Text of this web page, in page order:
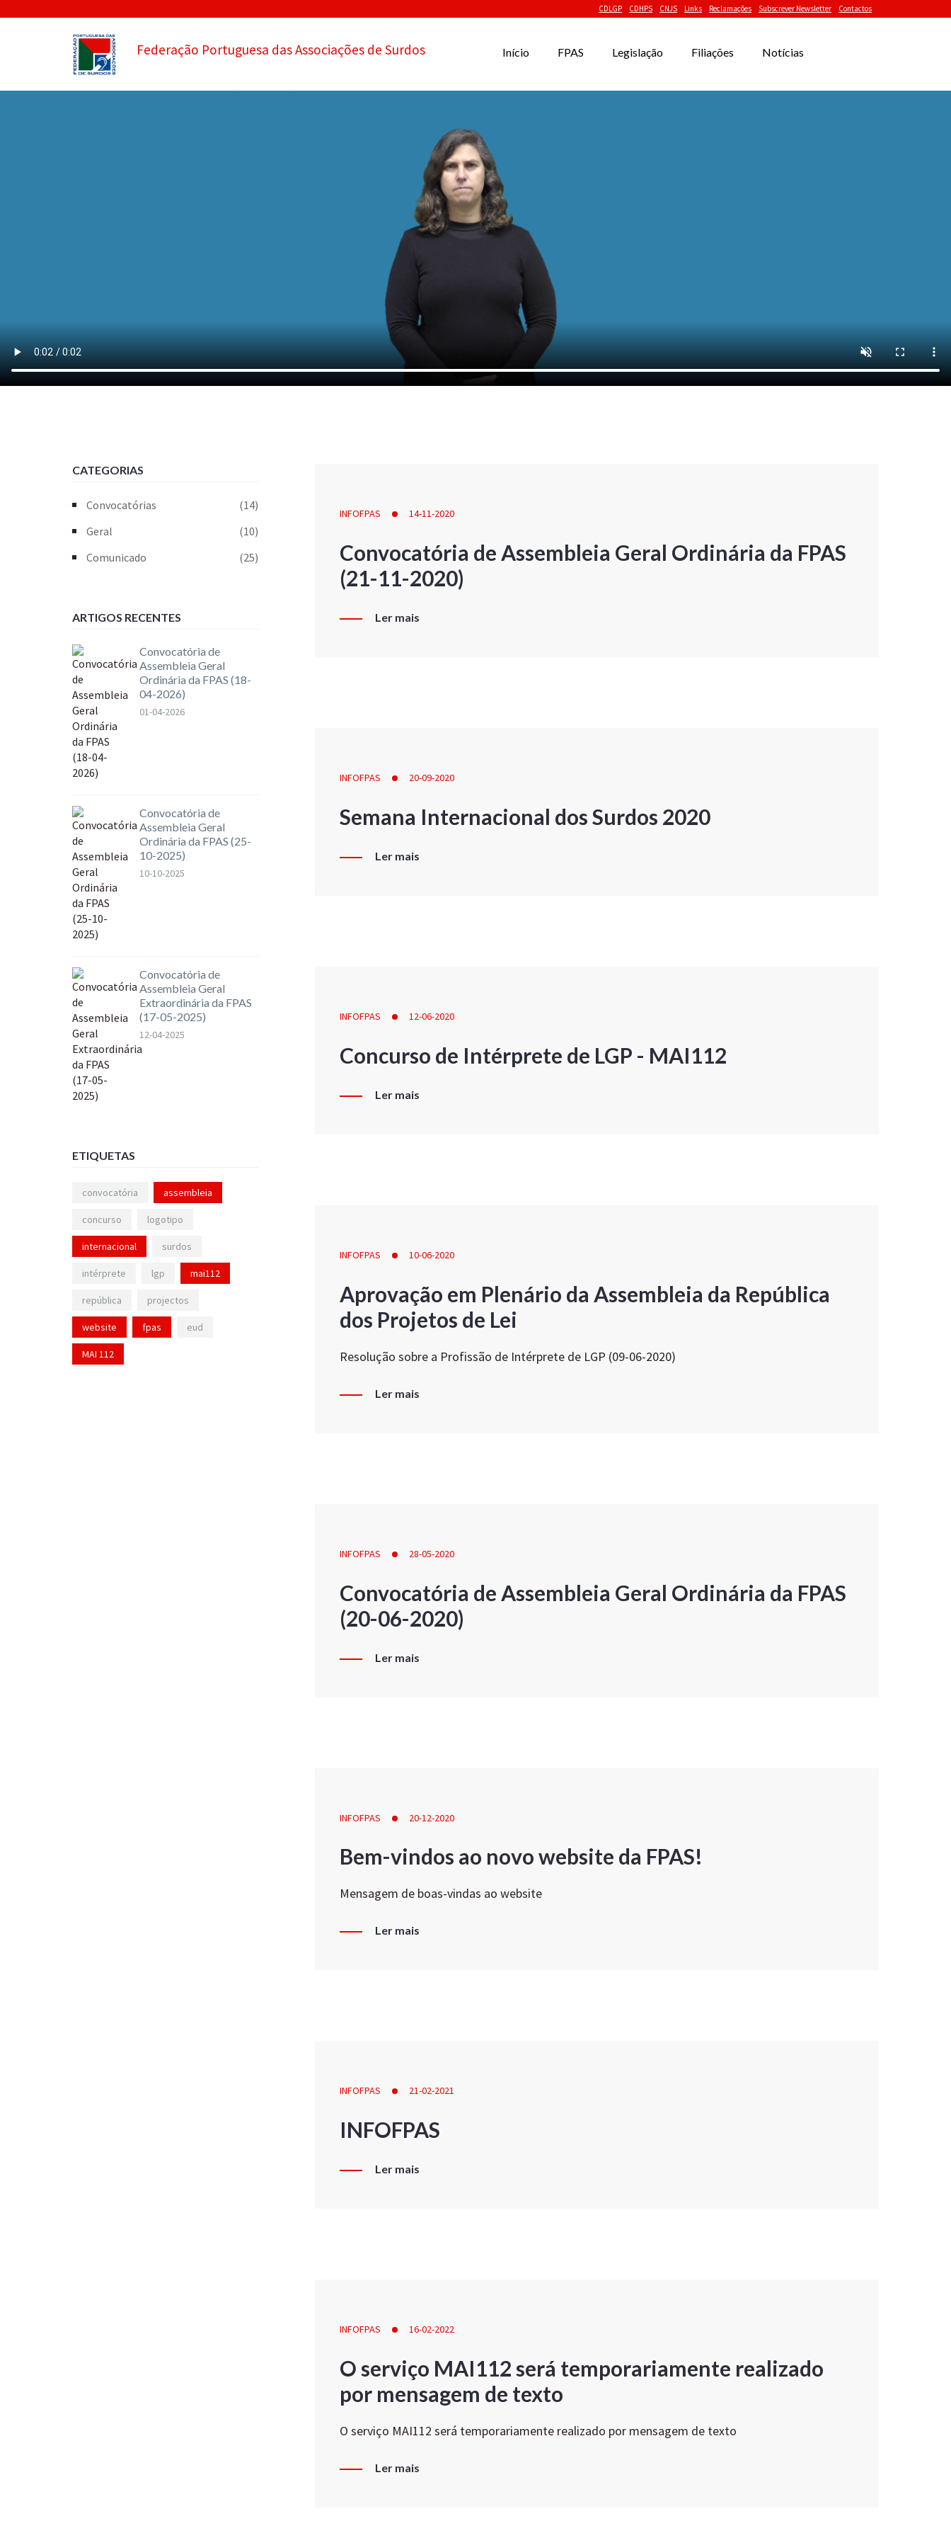
CDLGP CDHPS CNJS Links Reclamações Subscrever Newsletter Contactos
Federação Portuguesa das Associações de Surdos Início FPAS Legislação Filiações Notícias
INFOFPAS 14-11-2020
Convocatória de Assembleia Geral Ordinária da FPAS
(21-11-2020)
Ler mais
INFOFPAS 20-09-2020
Semana Internacional dos Surdos 2020
Ler mais
INFOFPAS 12-06-2020
Concurso de Intérprete de LGP - MAI112
Ler mais
INFOFPAS 10-06-2020
Aprovação em Plenário da Assembleia da República
dos Projetos de Lei
Resolução sobre a Profissão de Intérprete de LGP (09-06-2020)
Ler mais
INFOFPAS 28-05-2020
Convocatória de Assembleia Geral Ordinária da FPAS
(20-06-2020)
Ler mais
INFOFPAS 20-12-2020
Bem-vindos ao novo website da FPAS!
Mensagem de boas-vindas ao website
Ler mais
INFOFPAS 21-02-2021
INFOFPAS
Ler mais
INFOFPAS 16-02-2022
O serviço MAI112 será temporariamente realizado
por mensagem de texto
O serviço MAI112 será temporariamente realizado por mensagem de texto
Ler mais
CATEGORIAS
Convocatórias
(14)
Geral
(10)
Comunicado
(25)
ARTIGOS RECENTES
Convocatória de
Assembleia Geral
Ordinária da FPAS (18-
04-2026)
01-04-2026
Convocatória de
Assembleia Geral
Ordinária da FPAS (25-
10-2025)
10-10-2025
Convocatória de
Assembleia Geral
Extraordinária da FPAS
(17-05-2025)
12-04-2025
ETIQUETAS
convocatória assembleia
concurso logotipo
internacional surdos
intérprete lgp mai112
república projectos
website fpas eud
MAI 112